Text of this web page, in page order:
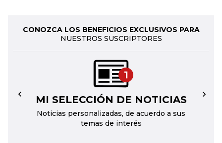
CONOZCA LOS BENEFICIOS EXCLUSIVOS PARA
NUESTROS SUSCRIPTORES
1
MI SELECCIÓN DE NOTICIAS
Noticias personalizadas, de acuerdo a sus
temas de interés
← →